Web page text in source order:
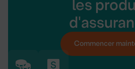
les
Commencer